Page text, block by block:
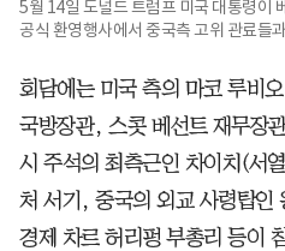
5월 14일 도널드 트럼프 미국 대통령이
공식 환영행사에서 중국측 고위 관료들
회담에는 미국 측의 마코 루비
국방장관, 스콧 베선트 재무장
시 주석의 최측근인 차이치(서
처 서기, 중국의 외교 사령탑인
경제 차르 허리펑 부총리 등이